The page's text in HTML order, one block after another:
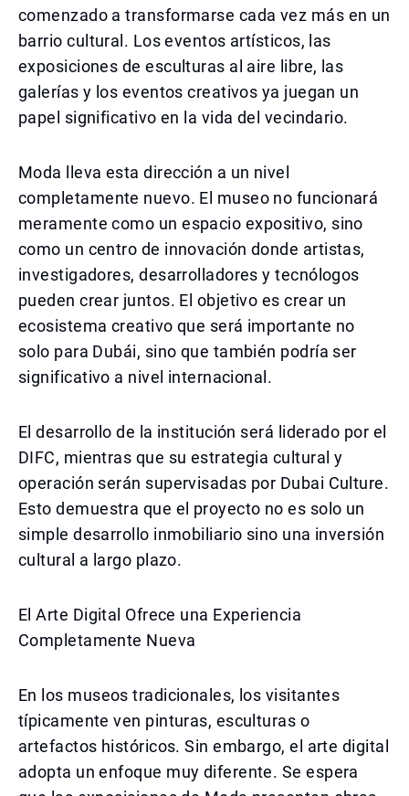
comenzado a transformarse cada vez más en un
barrio cultural. Los eventos artísticos, las
exposiciones de esculturas al aire libre, las
galerías y los eventos creativos ya juegan un
papel significativo en la vida del vecindario.
Moda lleva esta dirección a un nivel
completamente nuevo. El museo no funcionará
meramente como un espacio expositivo, sino
como un centro de innovación donde artistas,
investigadores, desarrolladores y tecnólogos
pueden crear juntos. El objetivo es crear un
ecosistema creativo que será importante no
solo para Dubái, sino que también podría ser
significativo a nivel internacional.
El desarrollo de la institución será liderado por el
DIFC, mientras que su estrategia cultural y
operación serán supervisadas por Dubai Culture.
Esto demuestra que el proyecto no es solo un
simple desarrollo inmobiliario sino una inversión
cultural a largo plazo.
El Arte Digital Ofrece una Experiencia
Completamente Nueva
En los museos tradicionales, los visitantes
típicamente ven pinturas, esculturas o
artefactos históricos. Sin embargo, el arte digital
adopta un enfoque muy diferente. Se espera